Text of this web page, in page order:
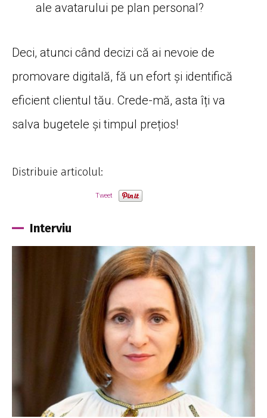
ale avatarului pe plan personal?
Deci, atunci când decizi că ai nevoie de
promovare digitală, fă un efort și identifică
eficient clientul tău. Crede-mă, asta îți va
salva bugetele și timpul prețios!
Distribuie articolul:
Tweet
Interviu